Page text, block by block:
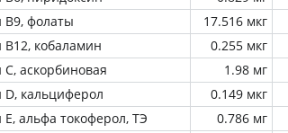
В9, фолаты
17.516 мкг
кобаламин
0.255 мкг
аскорбиновая
1.98 мг
кальциферол
0.149 мкг
альфа токоферол, ТЭ
0.786 мг